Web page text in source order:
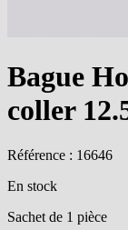
Bague
coller
Référence : 16646
En stock
Sachet de 1 pièce